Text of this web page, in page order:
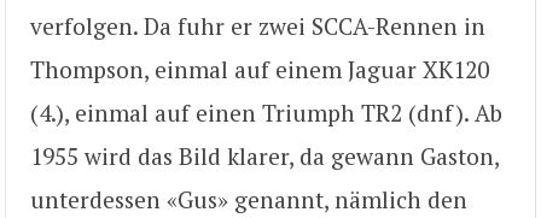
verfolgen. Da fuhr er zwei SCCA-Rennen in
Thompson, einmal auf einem Jaguar XK120
(4.), einmal auf einen Triumph TR2 (dnf). Ab
1955 wird das Bild klarer, da gewann Gaston,
unterdessen «Gus» genannt, nämlich den